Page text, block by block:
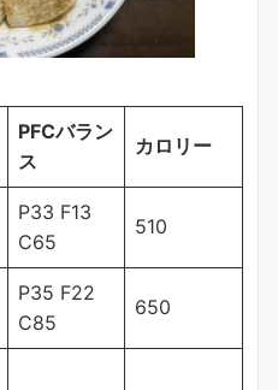
PFCバラン
ス
カロリー
P33 F13
C65
510
P35 F22
C85
650